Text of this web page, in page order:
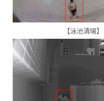
【泳池清場】